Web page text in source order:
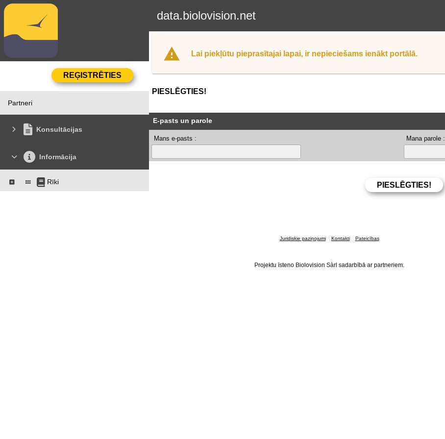
data.biolovision.net
Partneri
Konsultācijas
Informācija
Rīki
Lai piekļūtu pieprasītajai lapai, ir nepieciešams ienākt portālā.
PIESLĒGTIES!
E-pasts un parole
Mans e-pasts : Mana parole :
Juridiskie paziņojumi Kontakti Pateicības
Projektu īsteno Biolovision Sàrl sadarbībā ar partneriem.